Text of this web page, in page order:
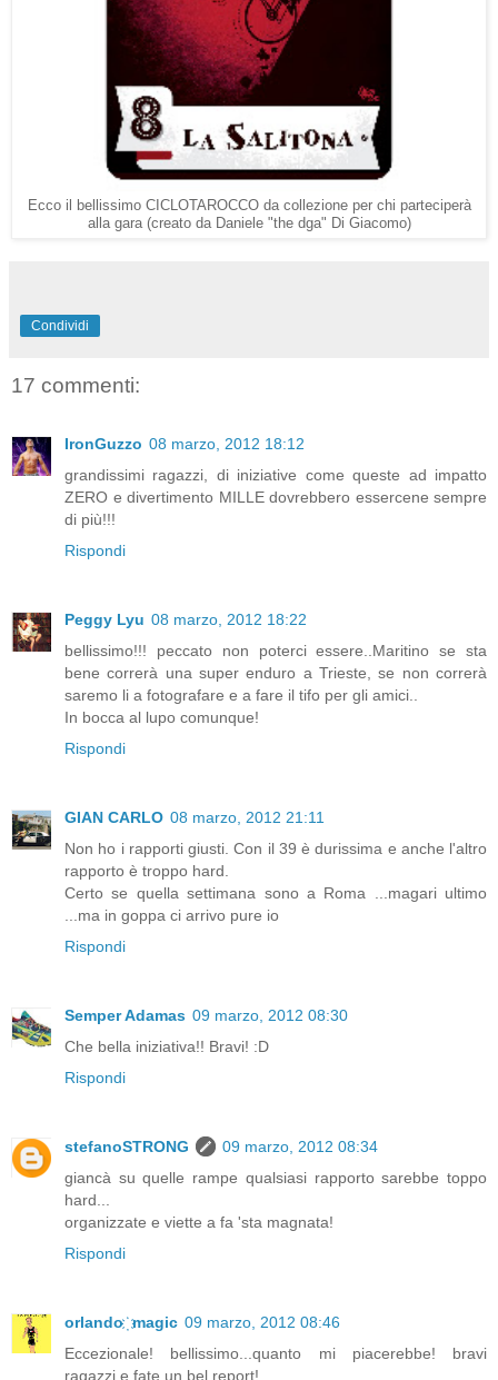
Ecco il bellissimo CICLOTAROCCO da collezione per chi parteciperà
alla gara (creato da Daniele "the dga" Di Giacomo)
Condividi
17 commenti:
IronGuzzo 08 marzo, 2012 18:12
grandissimi ragazzi, di iniziative come queste ad impatto
ZERO e divertimento MILLE dovrebbero essercene sempre
di più!!!
Rispondi
Peggy Lyu 08 marzo, 2012 18:22
bellissimo!!! peccato non poterci essere..Maritino se sta
bene correrà una super enduro a Trieste, se non correrà
saremo li a fotografare e a fare il tifo per gli amici..
In bocca al lupo comunque!
Rispondi
GIAN CARLO 08 marzo, 2012 21:11
Non ho i rapporti giusti. Con il 39 è durissima e anche l'altro
rapporto è troppo hard.
Certo se quella settimana sono a Roma ...magari ultimo
...ma in goppa ci arrivo pure io
Rispondi
Semper Adamas 09 marzo, 2012 08:30
Che bella iniziativa!! Bravi! :D
Rispondi
stefanoSTRONG
09 marzo, 2012 08:34
giancà su quelle rampe qualsiasi rapporto sarebbe toppo
hard...
organizzate e viette a fa 'sta magnata!
Rispondi
orlando ҉ magic 09 marzo, 2012 08:46
Eccezionale! bellissimo...quanto mi piacerebbe! bravi
ragazzi e fate un bel report!